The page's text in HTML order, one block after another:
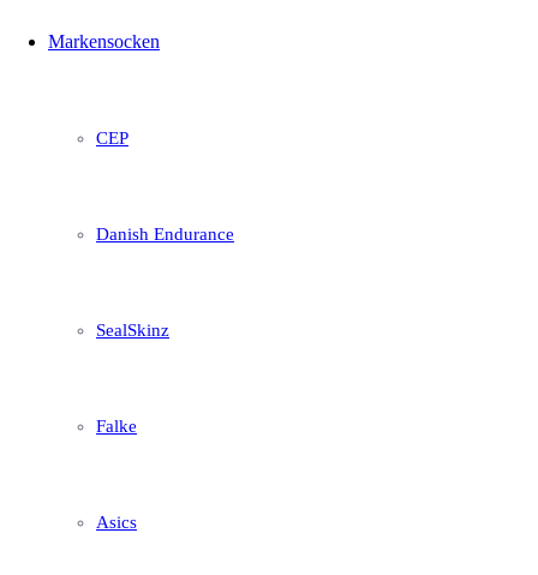
Markensocken
CEP
Danish Endurance
SealSkinz
Falke
Asics